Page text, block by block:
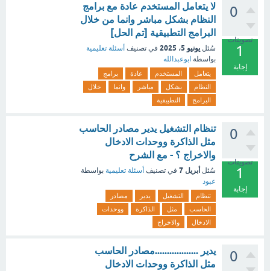
0
تصويتات
1
إجابة
لا يتعامل المستخدم عادة مع برامج
النظام بشكل مباشر وانما من خلال
البرامج التطبيقية [تم الحل]
سُئل يونيو 5، 2025 في تصنيف أسئلة تعليمية
بواسطة ابوعبدالله
يتعامل المستخدم عادة
برامج
النظام
بشكل مباشر وانما
خلال
البرامج
التطبيقية
0
تصويتات
1
إجابة
تنظام التشغيل يدير مصادر الحاسب
مثل الذاكرة ووحدات الادخال
والاخراج ؟ - مع الشرح
سُئل أبريل 7 في تصنيف أسئلة تعليمية بواسطة
عبود
تنظام التشغيل يدير
مصادر
الحاسب
مثل الذاكرة
ووحدات
الادخال
والاخراج
0
يدير ..................مصادر الحاسب
مثل الذاكرة ووحدات الادخال